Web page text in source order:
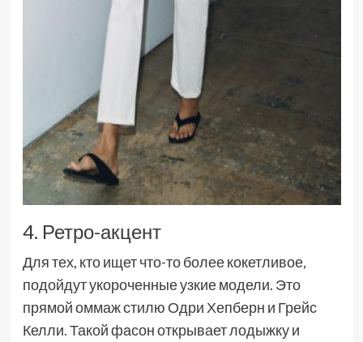
4. Ретро-акцент
Для тех, кто ищет что-то более кокетливое,
подойдут укороченные узкие модели. Это
прямой оммаж стилю Одри Хепберн и Грейс
Келли. Такой фасон открывает лодыжку и